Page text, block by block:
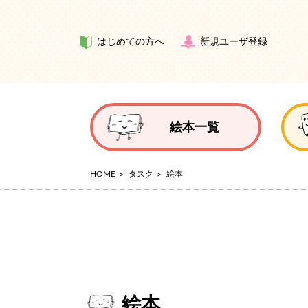
はじめての方へ 新規ユーザ登録
絵本一覧
HOME タスク 絵本